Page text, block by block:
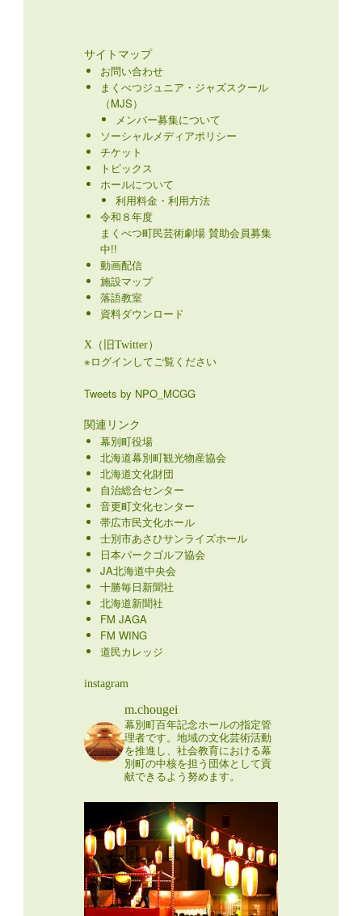
サイトマップ
お問い合わせ
まくべつジュニア・ジャズスクール
（MJS）
メンバー募集について
ソーシャルメディアポリシー
チケット
トピックス
ホールについて
利用料金・利用方法
令和８年度
まくべつ町民芸術劇場 賛助会員募集
中!!
動画配信
施設マップ
落語教室
資料ダウンロード
X（旧Twitter）
※ログインしてご覧ください
Tweets by NPO_MCGG
関連リンク
幕別町役場
北海道幕別町観光物産協会
北海道文化財団
自治総合センター
音更町文化センター
帯広市民文化ホール
士別市あさひサンライズホール
日本パークゴルフ協会
JA北海道中央会
十勝毎日新聞社
北海道新聞社
FM JAGA
FM WING
道民カレッジ
instagram
m.chougei
幕別町百年記念ホールの指定管
理者です。地域の文化芸術活動
を推進し、社会教育における幕
別町の中核を担う団体として貢
献できるよう努めます。